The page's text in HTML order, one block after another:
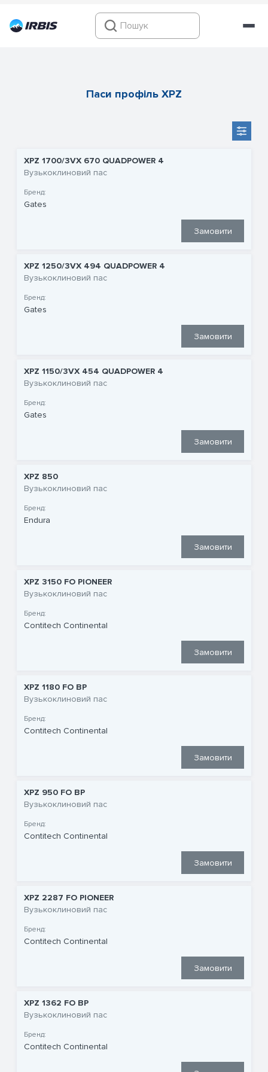
Паси профіль XPZ
XPZ 1700/3VX 670 QUADPOWER 4
Вузькоклиновий пас
Бренд:
Gates
Замовити
XPZ 1250/3VX 494 QUADPOWER 4
Вузькоклиновий пас
Бренд:
Gates
Замовити
XPZ 1150/3VX 454 QUADPOWER 4
Вузькоклиновий пас
Бренд:
Gates
Замовити
XPZ 850
Вузькоклиновий пас
Бренд:
Endura
Замовити
XPZ 3150 FO PIONEER
Вузькоклиновий пас
Бренд:
Contitech Continental
Замовити
XPZ 1180 FO BP
Вузькоклиновий пас
Бренд:
Contitech Continental
Замовити
XPZ 950 FO BP
Вузькоклиновий пас
Бренд:
Contitech Continental
Замовити
XPZ 2287 FO PIONEER
Вузькоклиновий пас
Бренд:
Contitech Continental
Замовити
XPZ 1362 FO BP
Вузькоклиновий пас
Бренд:
Contitech Continental